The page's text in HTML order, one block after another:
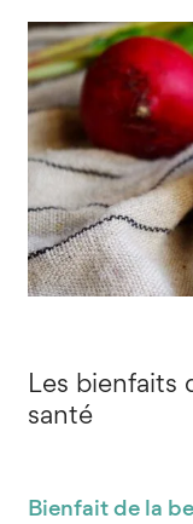
Les bienfaits
santé
Bienfait de la